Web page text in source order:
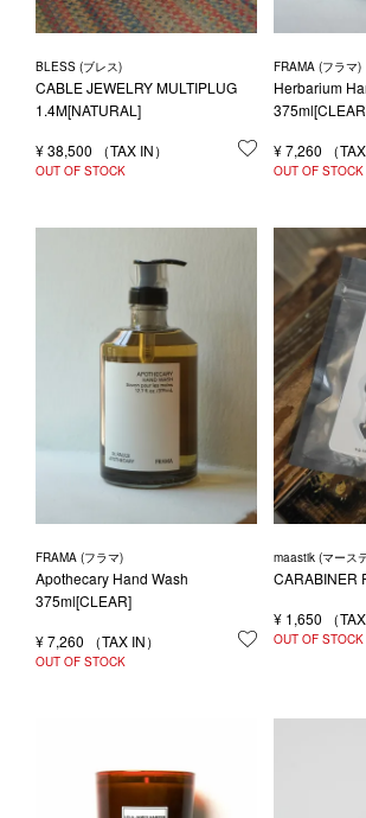
BLESS (ブレス)
CABLE JEWELRY MULTIPLUG
1.4M[NATURAL]
¥38,500 お気に入りに登
OUT OF STOCK
FRAMA (フラマ)
Herbarium
¥7,260
OUT OF STOCK
FRAMA (フラマ)
Apothecary Hand Wash
375ml[CLEAR]
¥7,260 お気に入りに登
OUT OF STOCK
maastik (マース
CARABINER
¥ 1,650
OUT OF STOCK